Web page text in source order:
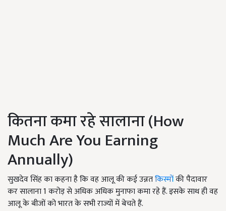
कितना कमा रहे सालाना (How
Much Are You Earning
Annually)
सुखदेव सिंह का कहना है कि वह आलू की कई उन्नतकिस्मोंकी पैदावार
कर सालाना 1 करोड़ से अधिक अधिक मुनाफा कमा रहे हैं. इसके साथ ही वह
आलू के बीजों को भारत के सभी राज्यों में बेचते हैं.